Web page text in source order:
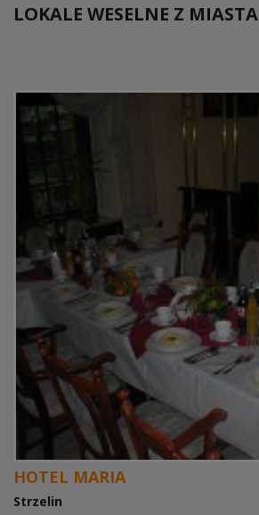
LOKALE WESELNE Z MIASTA
HOTEL MARIA
Strzelin